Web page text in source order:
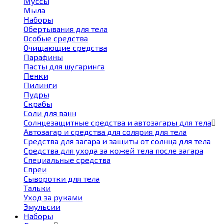
Мыла
Наборы
Обертывания для тела
Особые средства
Очищающие средства
Парафины
Пасты для шугаринга
Пенки
Пилинги
Пудры
Скрабы
Соли для ванн
Солнцезащитные средства и автозагары для тела
Автозагар и средства для солярия для тела
Средства для загара и защиты от солнца для тела
Средства для ухода за кожей тела после загара
Специальные средства
Спреи
Сыворотки для тела
Тальки
Уход за руками
Эмульсии
Наборы